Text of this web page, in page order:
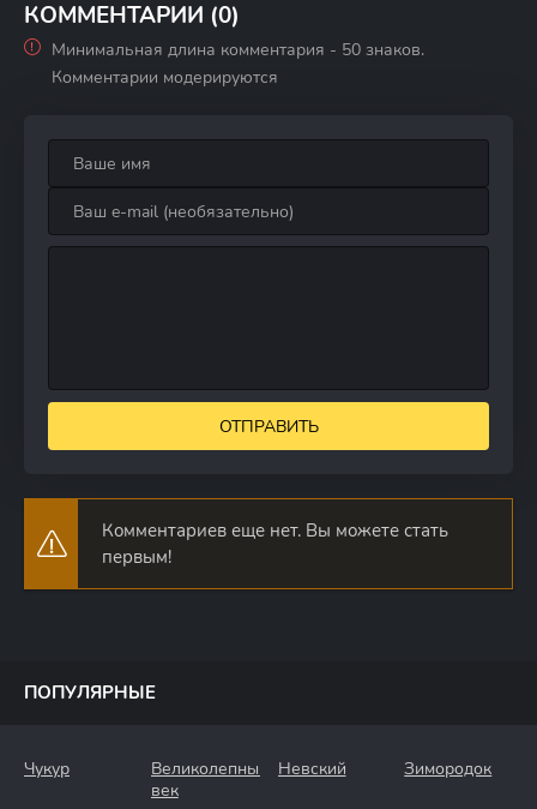
КОММЕНТАРИИ (0)
Минимальная длина комментария - 50 знаков.
Комментарии модерируются
ОТПРАВИТЬ
Комментариев еще нет. Вы можете стать
первым!
ПОПУЛЯРНЫЕ
Чукур
Великолепный
век
Невский Зимородок